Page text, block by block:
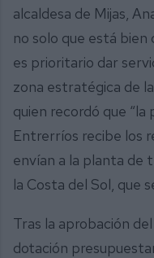
alcaldesa de Mijas,
no solo que está
es prioritario dar
zona estratégica de
quien recordó que
Entrerríos recibe los
envían a la planta de
la Costa del Sol, que
Tras la aprobación
dotación